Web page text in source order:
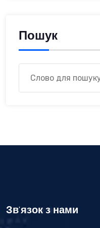
Пошук
Зв'язок з нами